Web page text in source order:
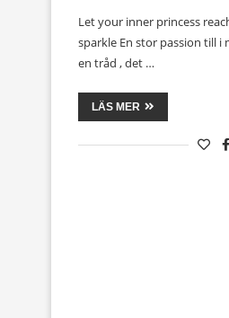
Let your inner princess
sparkle En stor passion till
en tråd , det …
LÄS MER